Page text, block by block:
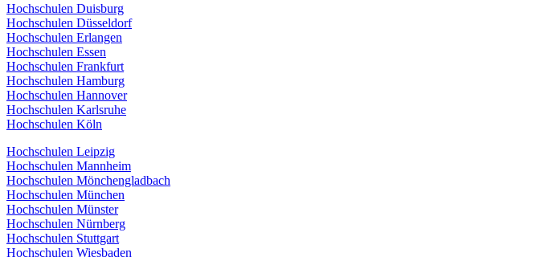
Hochschulen Duisburg
Hochschulen Düsseldorf
Hochschulen Erlangen
Hochschulen Essen
Hochschulen Frankfurt
Hochschulen Hamburg
Hochschulen Hannover
Hochschulen Karlsruhe
Hochschulen Köln
Hochschulen Leipzig
Hochschulen Mannheim
Hochschulen Mönchengladbach
Hochschulen München
Hochschulen Münster
Hochschulen Nürnberg
Hochschulen Stuttgart
Hochschulen Wiesbaden